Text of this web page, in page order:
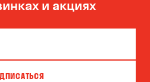
и акциях